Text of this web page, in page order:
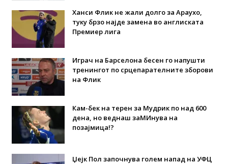
Ханси Флик не жали долго за Араухо,
туку брзо најде замена во англиската
Премиер лига
Играч на Барселона бесен го напушти
тренингот по срцепарателните зборови
на Флик
Кам-бек на терен за Мудрик по над 600
дена, но веднаш заМИнува на
позајмица!?
Џејк Пол започнува голем напад на УФЦ